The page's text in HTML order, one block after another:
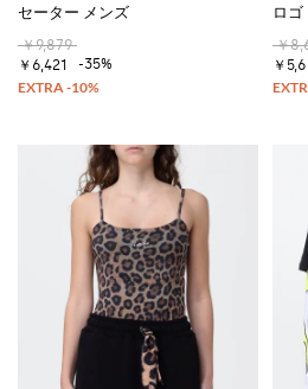
セーター メンズ
￥9,879
￥6,421
-35%
ロ
￥
￥